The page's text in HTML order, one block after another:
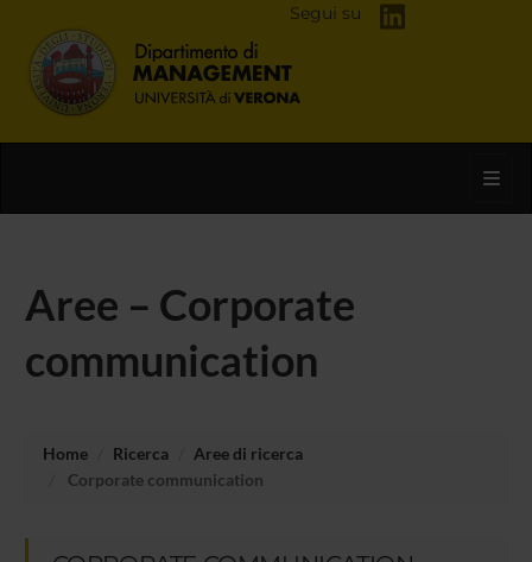
Segui su
Aree – Corporate
communication
Home Ricerca
Aree di ricerca
Corporate communication